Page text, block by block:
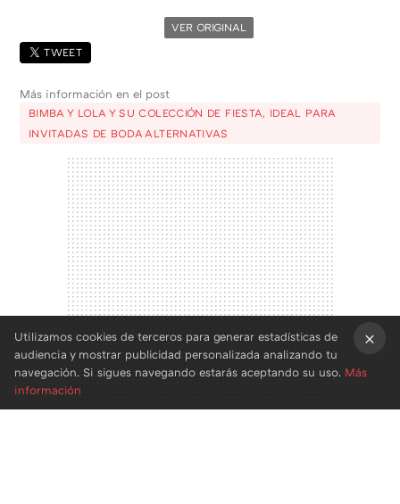
VER ORIGINAL
TWEET
Más información en el post
BIMBA Y LOLA Y SU COLECCIÓN DE FIESTA, IDEAL PARA
INVITADAS DE BODA ALTERNATIVAS
Utilizamos cookies de terceros para generar estadísticas de
audiencia y mostrar publicidad personalizada analizando tu
navegación. Si sigues navegando estarás aceptando su uso. Más
información